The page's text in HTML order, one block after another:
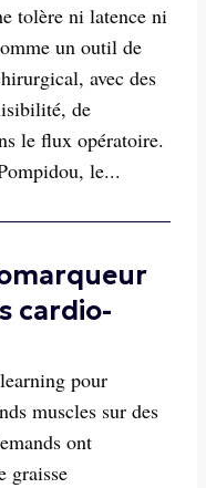
tolère ni latence ni
un outil de
avec des
de
le flux opératoire.
le...
cardio-
pour
muscles sur des
ont
graisse